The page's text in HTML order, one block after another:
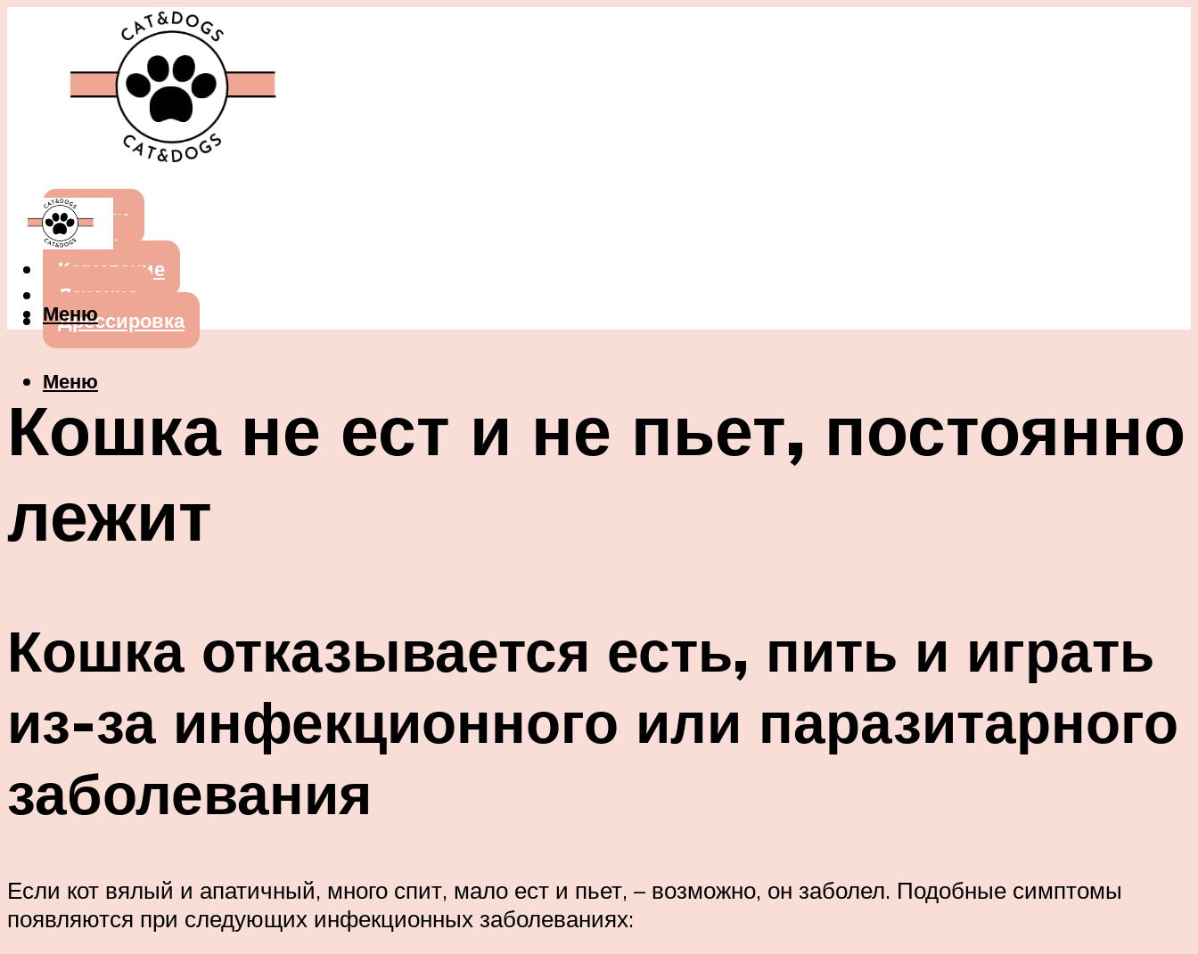
Собаки
Кошки
Кормление
Лечение
Дрессировка
Меню
Меню
Кошка не ест и не пьет, постоянно
лежит
Кошка отказывается есть, пить и играть
из-за инфекционного или паразитарного
заболевания
Если кот вялый и апатичный, много спит, мало ест и пьет, – возможно, он заболел. Подобные симптомы
появляются при следующих инфекционных заболеваниях: